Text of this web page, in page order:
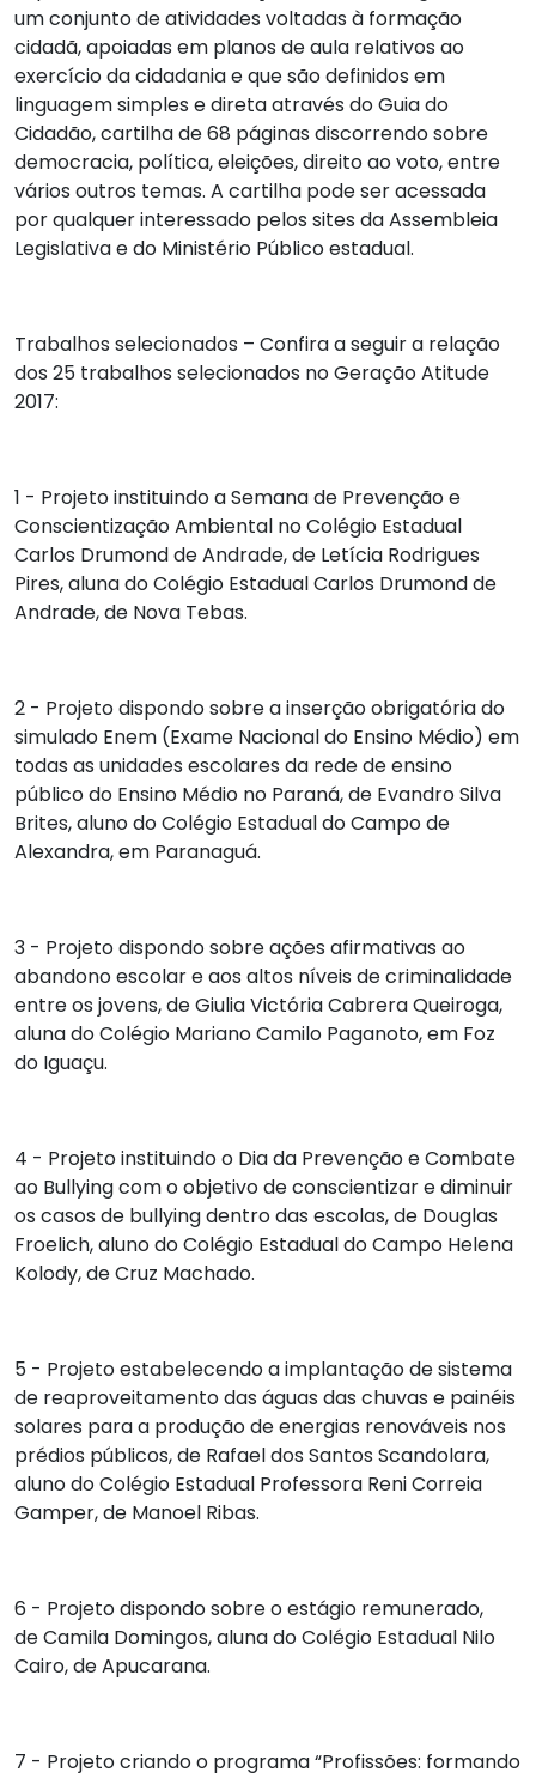
um conjunto de atividades voltadas à formação
cidadã, apoiadas em planos de aula relativos ao
exercício da cidadania e que são definidos em
linguagem simples e direta através do Guia do
Cidadão, cartilha de 68 páginas discorrendo sobre
democracia, política, eleições, direito ao voto, entre
vários outros temas. A cartilha pode ser acessada
por qualquer interessado pelos sites da Assembleia
Legislativa e do Ministério Público estadual.
Trabalhos selecionados – Confira a seguir a relação
dos 25 trabalhos selecionados no Geração Atitude
2017:
1 - Projeto instituindo a Semana de Prevenção e
Conscientização Ambiental no Colégio Estadual
Carlos Drumond de Andrade, de Letícia Rodrigues
Pires, aluna do Colégio Estadual Carlos Drumond de
Andrade, de Nova Tebas.
2 - Projeto dispondo sobre a inserção obrigatória do
simulado Enem (Exame Nacional do Ensino Médio) em
todas as unidades escolares da rede de ensino
público do Ensino Médio no Paraná, de Evandro Silva
Brites, aluno do Colégio Estadual do Campo de
Alexandra, em Paranaguá.
3 - Projeto dispondo sobre ações afirmativas ao
abandono escolar e aos altos níveis de criminalidade
entre os jovens, deGiulia Victória Cabrera Queiroga,
aluna do Colégio Mariano Camilo Paganoto, em Foz
do Iguaçu.
4 - Projeto instituindo o Dia da Prevenção e Combate
ao Bullying com o objetivo de conscientizar e diminuir
os casos de bullying dentro das escolas, de Douglas
Froelich, aluno do Colégio Estadual do Campo Helena
Kolody, de Cruz Machado.
5 - Projeto estabelecendo a implantação de sistema
de reaproveitamento das águas das chuvas e painéis
solares para a produção de energias renováveis nos
prédios públicos, de Rafael dos Santos Scandolara,
aluno do Colégio Estadual Professora Reni Correia
Gamper, de Manoel Ribas.
6 - Projeto dispondo sobre o estágio remunerado,
deCamila Domingos, aluna do Colégio Estadual Nilo
Cairo, de Apucarana.
7 - Projeto criando o programa “Profissões: formando